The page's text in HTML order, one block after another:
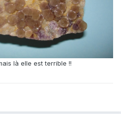
là elle est terrible !!